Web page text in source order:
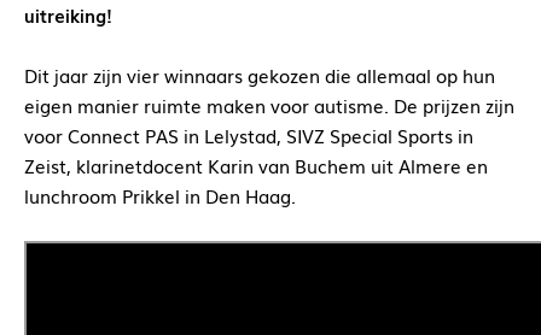
uitreiking!
Dit jaar zijn vier winnaars gekozen die allemaal op hun
eigen manier ruimte maken voor autisme. De prijzen zijn
voor Connect PAS in Lelystad, SIVZ Special Sports in
Zeist, klarinetdocent Karin van Buchem uit Almere en
lunchroom Prikkel in Den Haag.